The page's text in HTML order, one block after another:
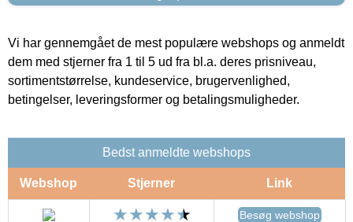
Vi har gennemgået de mest populære webshops og anmeldt
dem med stjerner fra 1 til 5 ud fra bl.a. deres prisniveau,
sortimentstørrelse, kundeservice, brugervenlighed,
betingelser, leveringsformer og betalingsmuligheder.
Bedst anmeldte webshops
Webshop Stjerner Link
Besøg webshop